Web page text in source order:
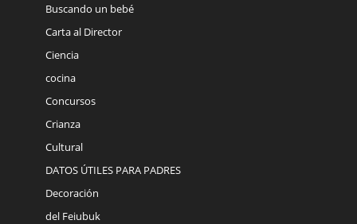
Buscando un bebé
Carta al Director
Ciencia
cocina
Concursos
Crianza
Cultural
DATOS ÚTILES PARA PADRES
Decoración
del Feiubuk